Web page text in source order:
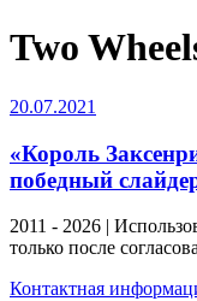
Two
20.07.2021
«Король
победный
2011 - 2026 |
только после
Контактная